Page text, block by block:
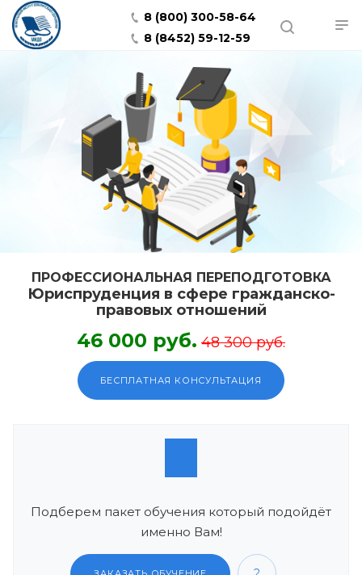
8 (800) 300-58-64
8 (8452) 59-12-59
ПРОФЕССИОНАЛЬНАЯ ПЕРЕПОДГОТОВКА
Юриспруденция в сфере гражданско-
правовых отношений
46 000 руб. 48 300 руб.
БЕСПЛАТНАЯ КОНСУЛЬТАЦИЯ
Подберем пакет обучения который подойдёт
именно Вам!